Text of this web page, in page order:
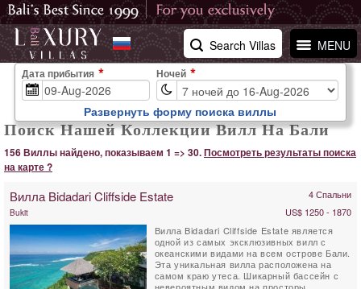
MENU
Search Villas
Поиск Нашей Коллекции Вилл На Бали
156 Виллы найдено, показываем 1 => 30.Посмотреть результаты поиска
на карте ?
Вилла Bidadari Cliffside Estate 4 Спальни
Bukit
US$ 1250 - 1870
Вилла Bidadari Cliffside Estate является
одной из самых эксклюзивных вилл с
океанскими видами на всем острове Бали.
Эта уникальная вилла расположена на
самом краю утеса. Шикарный бассейн с
Дата прибытия Ночей
Развернуть форму поиска виллы